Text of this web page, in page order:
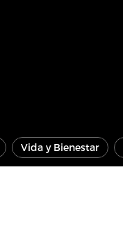
Vida y Bienestar